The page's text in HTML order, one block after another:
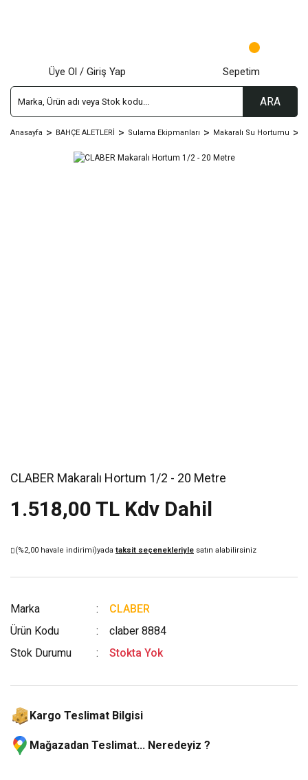
ARA
Üye Ol / Giriş Yap Sepetim
Anasayfa BAHÇE ALETLERİ Sulama Ekipmanları Makaralı Su Hortumu
CLABER Makaralı Hortum 1/2 - 20 Metre
1.518,00 TL Kdv Dahil
(%2,00 havale indirimi)yada taksit seçenekleriyle satın alabilirsiniz
Marka
CLABER
Ürün Kodu
claber 8884
Stok Durumu
Stokta Yok
Kargo Teslimat Bilgisi
Mağazadan Teslimat... Neredeyiz ?